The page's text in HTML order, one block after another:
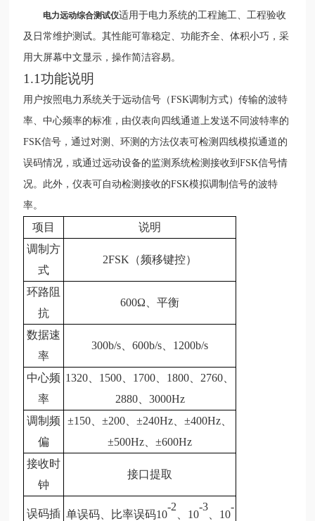
电力远动综合测试仪适用于电力系统的工程施工、工程验收
及日常维护测试。其性能可靠稳定、功能齐全、体积小巧，采
用大屏幕中文显示，操作简洁容易。
1.1功能说明
用户按照电力系统关于远动信号（FSK调制方式）传输的波特
率、中心频率的标准，由仪表向四线通道上发送不同波特率的
FSK信号，通过对测、环测的方法仪表可检测四线模拟通道的
误码情况，或通过远动设备的监测系统检测接收到FSK信号情
况。此外，仪表可自动检测接收的FSK模拟调制信号的波特
率。
项目
说明
调制方
式
2FSK（频移键控）
环路阻
抗
600Ω、平衡
数据速
率
300b/s、600b/s、1200b/s
中心频
率
1320、1500、1700、1800、2760、
2880、3000Hz
调制频
偏
±150、±200、±240Hz、±400Hz、
±500Hz、±600Hz
接收时
钟
接口提取
误码插 单误码、比率误码10
-2
、10
-3
、10
-